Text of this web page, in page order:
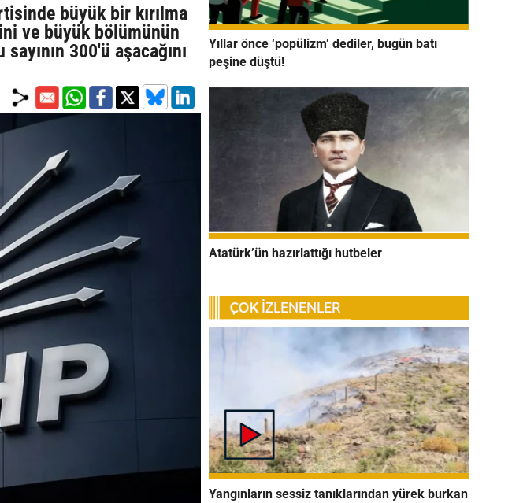
büyük bir kırılma
ve büyük bölümünün
300'ü aşacağını
Yıllar önce ‘popülizm’ dediler, bugün batı
peşine düştü!
Atatürk’ün hazırlattığı hutbeler
Yangınların sessiz tanıklarından yürek burkan